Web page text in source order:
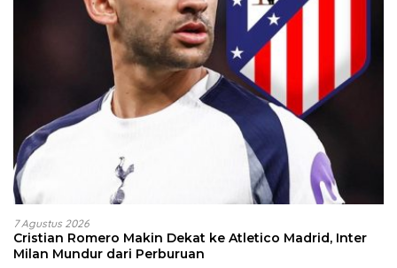
7 Agustus 2026
Cristian Romero Makin Dekat ke Atletico Madrid, Inter
Milan Mundur dari Perburuan